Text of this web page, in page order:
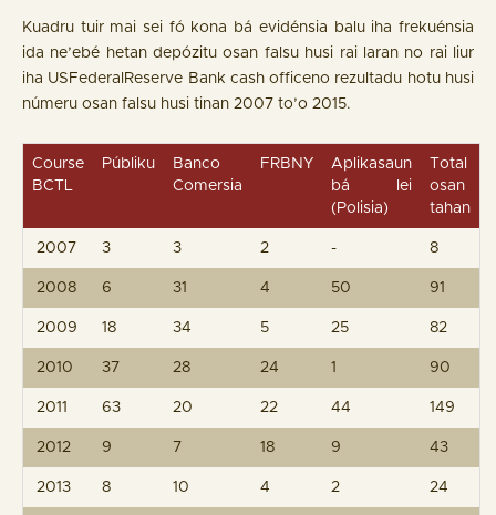
Kuadru tuir mai sei fó kona bá evidénsia balu iha frekuénsia
ida ne’ebé hetan depózitu osan falsu husi rai laran no rai liur
iha USFederalReserve Bank cash officeno rezultadu hotu husi
númeru osan falsu husi tinan 2007 to’o 2015.
Course
BCTL
Públiku
Banco
Comersia
FRBNY
Aplikasaun
bá lei
(Polisia)
Total
osan
tahan
2007 3 3 2 - 8
2008 6 31 4 50 91
2009 18 34 5 25 82
2010 37 28 24 1 90
2011 63 20 22 44 149
2012 9 7 18 9 43
2013 8 10 4 2 24